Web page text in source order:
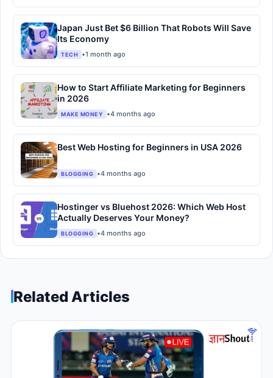
Japan Just Bet $6 Billion That Robots Will Save
Its Economy
TECH •1 month ago
How to Start Affiliate Marketing for Beginners
in 2026
MAKE MONEY •4 months ago
Best Web Hosting for Beginners in USA 2026
BLOGGING •4 months ago
Hostinger vs Bluehost 2026: Which Web Host
Actually Deserves Your Money?
BLOGGING •4 months ago
Related Articles